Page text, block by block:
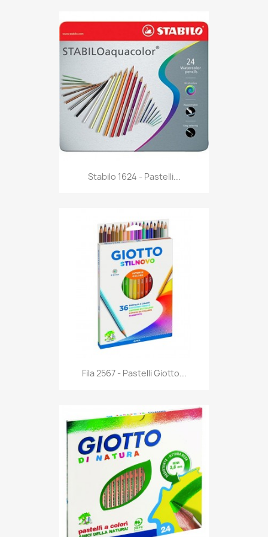
 Anteprima
Stabilo 1624 - Pastelli...
Anteprima
Fila 2567 - Pastelli Giotto...